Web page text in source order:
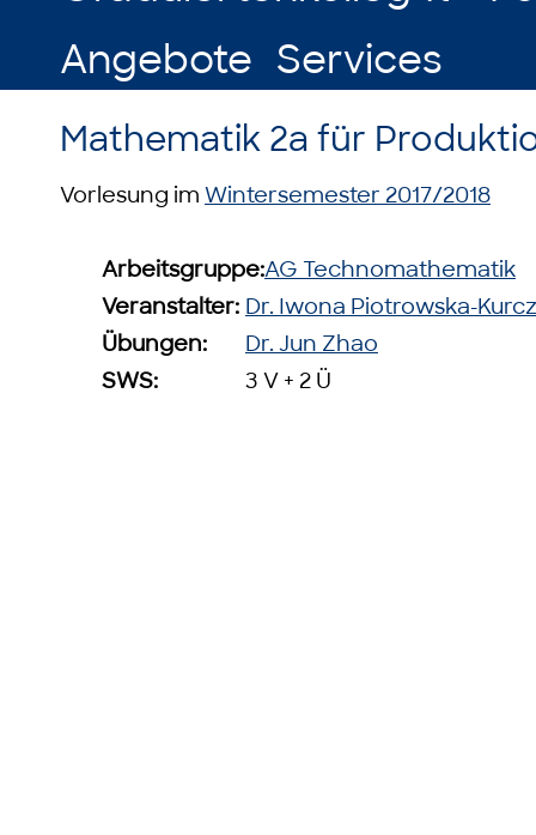
Angebote Services
Mathematik 2a für
Vorlesung im Wintersemester 2017/2018
Arbeitsgruppe:AG Technomathematik
Veranstalter: Dr. Iwona Piotrowska-
Übungen:
Dr. Jun Zhao
SWS:
3 V + 2 Ü